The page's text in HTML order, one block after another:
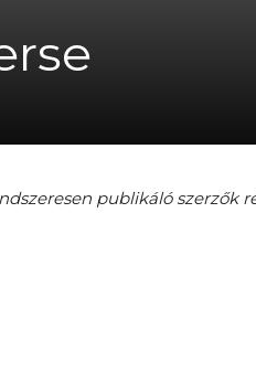
publikáló szerzők